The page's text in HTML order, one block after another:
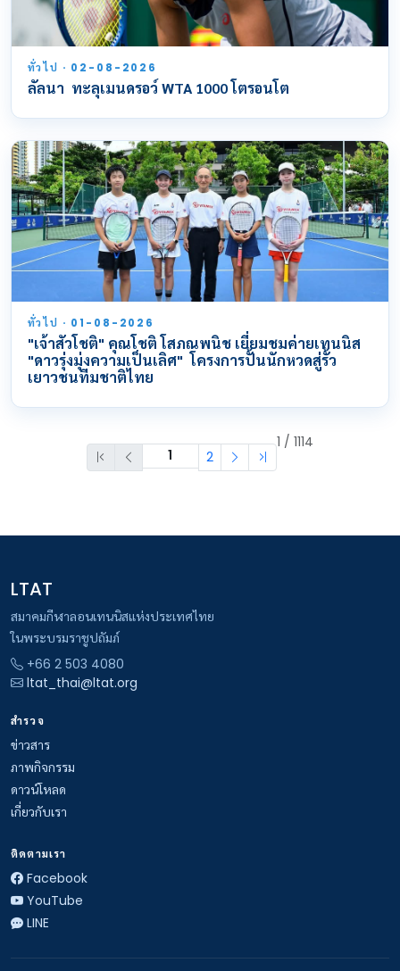
ทั่วไป · 02-08-2026
ลัลนา ทะลุเมนดรอว์ WTA 1000 โตรอนโต
ทั่วไป · 01-08-2026
"เจ้าสัวโชติ" คุณโชติ โสภณพนิช เยี่ยมชมค่ายเทนนิส
"ดาวรุ่งมุ่งความเป็นเลิศ" โครงการปั้นนักหวดสู่รั้ว
เยาวชนทีมชาติไทย
2
1 / 1114
LTAT
สมาคมกีฬาลอนเทนนิสแห่งประเทศไทย
ในพระบรมราชูปถัมภ์
+66 2 503 4080
ltat_thai@ltat.org
สำรวจ
ข่าวสาร
ภาพกิจกรรม
ดาวน์โหลด
เกี่ยวกับเรา
ติดตามเรา
Facebook
YouTube
LINE